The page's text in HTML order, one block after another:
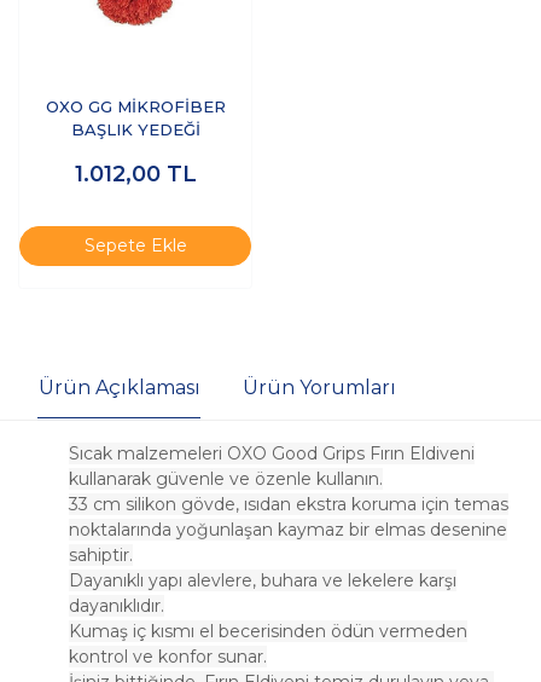
OXO GG MİKROFİBER
BAŞLIK YEDEĞİ
1.012,00 TL
Sepete Ekle
Ürün Açıklaması Ürün Yorumları
Sıcak malzemeleri OXO Good Grips Fırın Eldiveni
kullanarak güvenle ve özenle kullanın.
33 cm silikon gövde, ısıdan ekstra koruma için temas
noktalarında yoğunlaşan kaymaz bir elmas desenine
sahiptir.
Dayanıklı yapı alevlere, buhara ve lekelere karşı
dayanıklıdır.
Kumaş iç kısmı el becerisinden ödün vermeden
kontrol ve konfor sunar.